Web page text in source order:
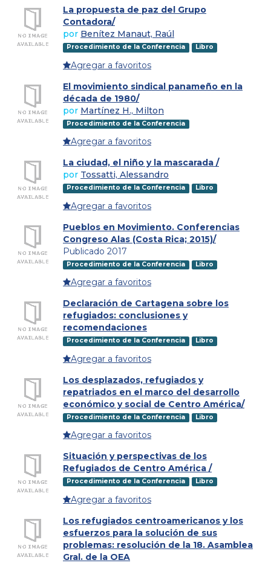
La propuesta de paz del Grupo
Contadora/
por Benítez Manaut, Raúl
Procedimiento de la Conferencia Libro
Agregar a favoritos
El movimiento sindical panameño en la
década de 1980/
por Martínez H., Milton
Procedimiento de la Conferencia
Agregar a favoritos
La ciudad, el niño y la mascarada /
por Tossatti, Alessandro
Procedimiento de la Conferencia Libro
Agregar a favoritos
Pueblos en Movimiento. Conferencias
Congreso Alas (Costa Rica; 2015)/
Publicado 2017
Procedimiento de la Conferencia Libro
Agregar a favoritos
Declaración de Cartagena sobre los
refugiados: conclusiones y
recomendaciones
Procedimiento de la Conferencia Libro
Agregar a favoritos
Los desplazados, refugiados y
repatriados en el marco del desarrollo
económico y social de Centro América/
Procedimiento de la Conferencia Libro
Agregar a favoritos
Situación y perspectivas de los
Refugiados de Centro América /
Procedimiento de la Conferencia Libro
Agregar a favoritos
Los refugiados centroamericanos y los
esfuerzos para la solución de sus
problemas: resolución de la 18. Asamblea
Gral. de la OEA